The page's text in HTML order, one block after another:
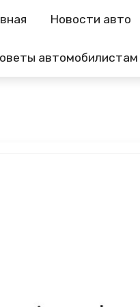
Новости авто
автомобилистам